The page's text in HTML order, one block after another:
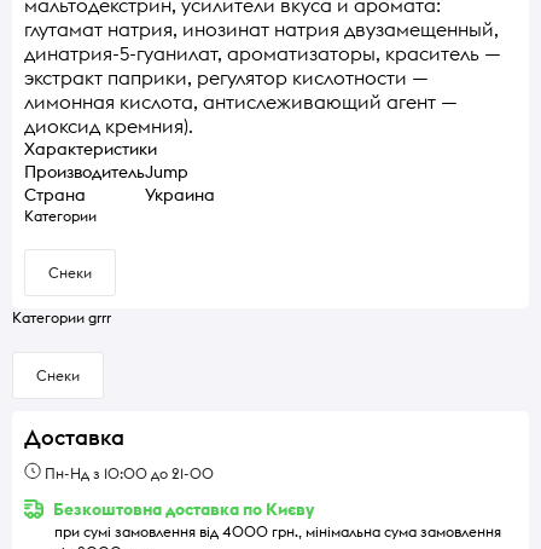
глутамат натрия, инозинат натрия двузамещенный,
динатрия-5-гуанилат, ароматизаторы, краситель —
экстракт паприки, регулятор кислотности —
лимонная кислота, антислеживающий агент —
диоксид кремния).
Характеристики
ПроизводительJump
Страна
Украина
Категории
Снеки
Категории grrr
Снеки
Доставка
Пн-Нд з 10:00 до 21-00
Безкоштовна доставка по Києву
при сумі замовлення від 4000 грн., мінімальна сума замовлення